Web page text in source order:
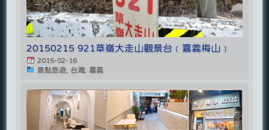
20150215 921草嶺大走山觀景台﹝嘉義梅山﹞
2015-02-16
景點悠遊, 台灣, 嘉義